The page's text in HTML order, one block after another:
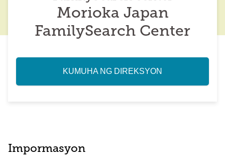
Morioka Japan
FamilySearch Center
KUMUHA NG DIREKSYON
Impormasyon